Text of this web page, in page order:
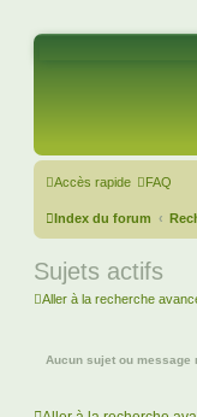
Accès rapide FAQ
Index du forum
Sujets actifs
Aller à la recherche
Aucun sujet ou message